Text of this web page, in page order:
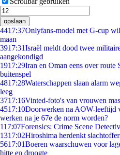
opslaan
4417:37Onlyfans-model met G-cup
maan
3917:31Israël meldt dood twee
aangekondigd
1917:29Iran en Oman eens over route
buitenspel
4817:28Waterschappen slaan alarm
leeg
3717:16Vinted-foto's van vrouwen
4517:10Doorwerken na AOW-leeftijd
werken na je 67e de norm worden?
117:07Forensics: Crime Scene
1317:02Hiroshima herdenkt
5617:01Boeren waarschuwen voor
hitte en droogte